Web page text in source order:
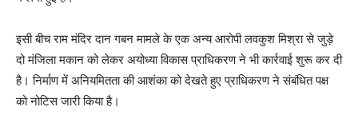
इसी बीच राम मंदिर दान गबन मामले के एक अन्य आरोपी लवकुश मिश्रा से जुड़े
दो मंजिला मकान को लेकर अयोध्या विकास प्राधिकरण ने भी कार्रवाई शुरू कर दी
है। निर्माण में अनियमितता की आशंका को देखते हुए प्राधिकरण ने संबंधित पक्ष
को नोटिस जारी किया है।